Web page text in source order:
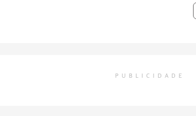
PUBLICIDADE